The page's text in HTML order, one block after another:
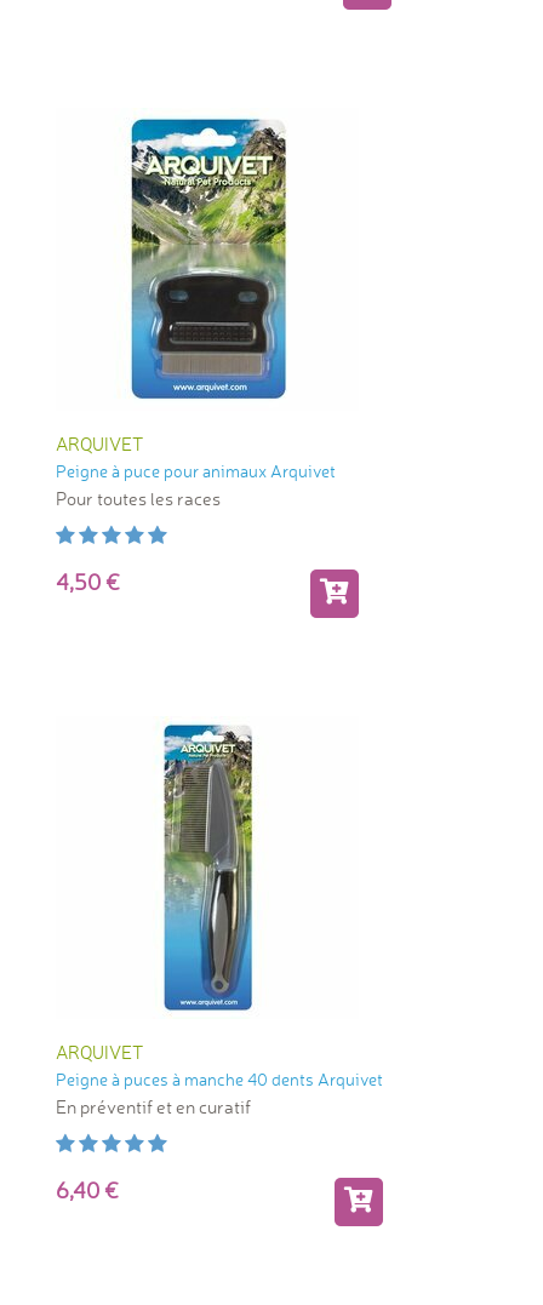
ARQUIVET
Peigne à puce pour animaux Arquivet
Pour toutes les races
4,50
ARQUIVET
Peigne à puces à manche 40 dents Arquivet
En préventif et en curatif
6,40